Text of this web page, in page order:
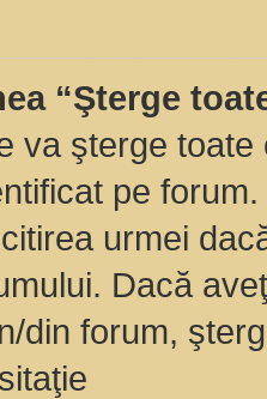
“Şterge
va şterge
pe
urmei
Dacă
din forum,